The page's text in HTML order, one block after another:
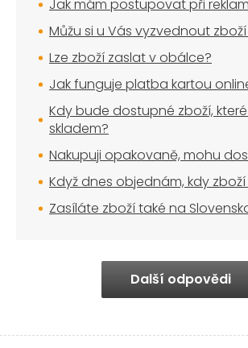
Jak mám postupovat při
Můžu si u Vás vyzvednout
Lze zboží zaslat v obálce?
Jak funguje platba kartou
Kdy bude dostupné zboží,
skladem?
Nakupuji opakovaně, mohu
Když dnes objednám, kdy
Zasíláte zboží také na
Další odpovědi